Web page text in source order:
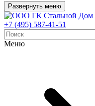
Развернуть меню
+7 (495) 587-41-51
Меню